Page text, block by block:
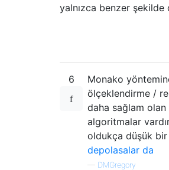
yalnızca benzer
6
Monako
ölçeklendirme /
daha sağlam
algoritmalar
oldukça düşük
depolasalar da
— DMGregory